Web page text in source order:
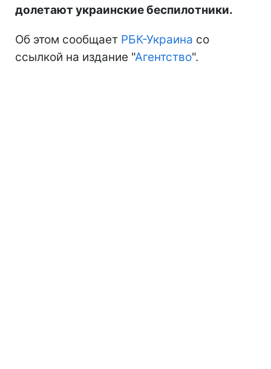
долетают украинские беспилотники.
Об этом сообщает РБК-Украина со
ссылкой на издание "Агентство".